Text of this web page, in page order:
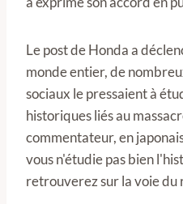
Le post de Honda a
monde entier, de
sociaux le pressaient à
historiques liés au
commentateur, en
vous n'étudie pas bien
retrouverez sur la voie du